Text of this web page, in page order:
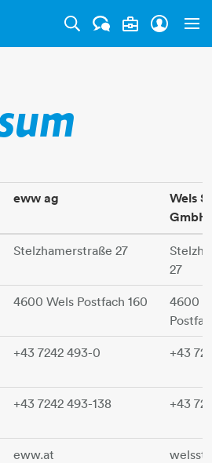
eww ag
Wels
GmbH
Stelzhamerstraße 27
27
4600 Wels Postfach 160
4600
+43 7242 493-0 +43
+43 7242 493-138 +43
eww.at